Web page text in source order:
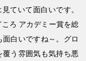
ていて面白いです。
ろ アカデミー賞を総
白いですね～。グロ
う雰囲気も気持ち悪